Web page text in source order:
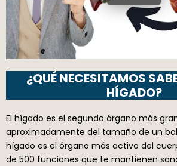
¿QUÉ NECESITAMOS
HÍGADO?
El hígado es el segundo órgano más
aproximadamente del tamaño de un
hígado es el órgano más activo del
de 500 funciones que te mantienen